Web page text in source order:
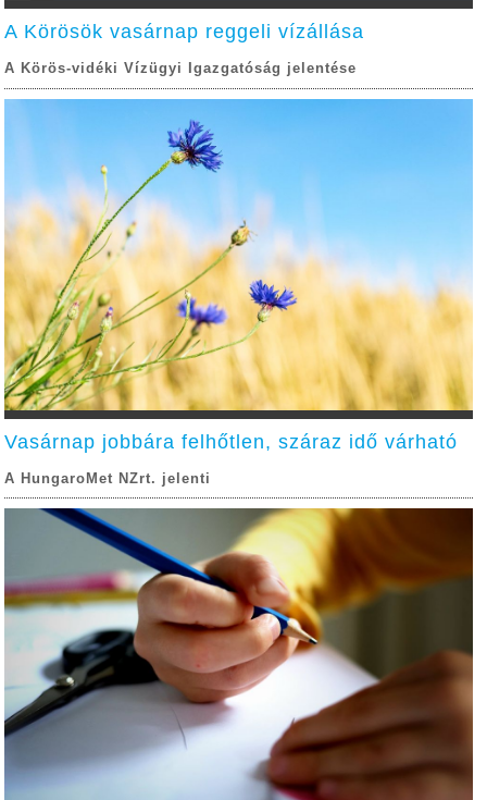
A Körösök vasárnap reggeli vízállása
A Körös-vidéki Vízügyi Igazgatóság jelentése
Vasárnap jobbára felhőtlen, száraz idő várható
A HungaroMet NZrt. jelenti